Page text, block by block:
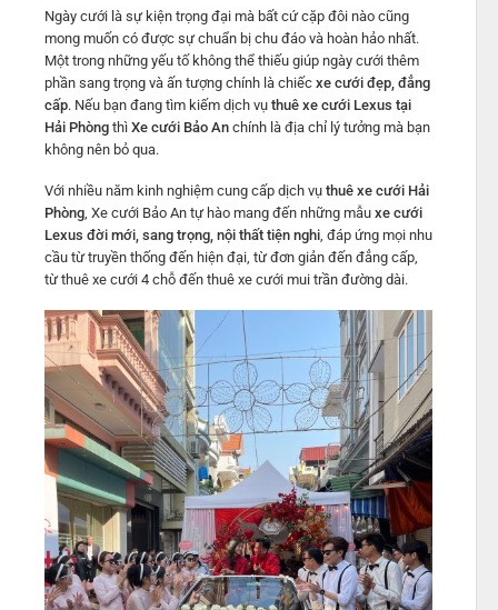
Ngày cưới là sự kiện trọng đại mà bất cứ cặp đôi nào cũng
mong muốn có được sự chuẩn bị chu đáo và hoàn hảo nhất.
Một trong những yếu tố không thể thiếu giúp ngày cưới thêm
phần sang trọng và ấn tượng chính là chiếc xe cưới đẹp, đẳng
cấp. Nếu bạn đang tìm kiếm dịch vụ thuê xe cưới Lexus tại
Hải Phòngthì Xe cưới Bảo Anchính là địa chỉ lý tưởng mà bạn
không nên bỏ qua.
Với nhiều năm kinh nghiệm cung cấp dịch vụ thuê xe cưới Hải
Phòng, Xe cưới Bảo An tự hào mang đến những mẫu xe cưới
Lexus đời mới, sang trọng, nội thất tiện nghi, đáp ứng mọi nhu
cầu từ truyền thống đến hiện đại, từ đơn giản đến đẳng cấp,
từ thuê xe cưới 4 chỗ đến thuê xe cưới mui trần đường dài.